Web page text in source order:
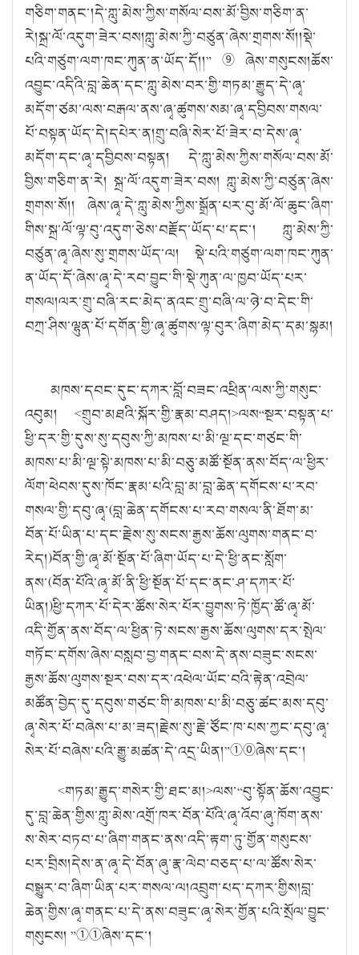
གཅིག་གནང་།དེ་ཀླུ་མེས་ཀྱིས་གསོལ་བས་མོ་བྱིས་གཅིག་ན་
རེ།སྐྲ་ལོ་འདུག་ཟེར་བས།ཀླུ་མེས་ཀྱི་བཙུན་ཞེས་གྲགས་སོ།།སྡེ་
པའི་གཙུག་ལག་ཁང་ཀུན་ན་ཡོད་དོ།།” ⑨ ཞེས་གསུངས།ཆོས་
འབྱུང་འདིའི་བླ་ཆེན་དང་ཀླུ་མེས་བར་གྱི་གཏམ་རྒྱུད་དེ་ཞྭ་
མདོག་ཙམ་ལས་བརྒལ་ནས་ཞྭ་ཚུགས་སམ་ཞྭ་དབྱིབས་གསལ་
པོ་བསྟན་ཡོད་དེ།དཔེར་ན།གྲུ་བཞི་སེར་པོ་ཟེར་བ་དེས་ཞྭ་
མདོག་དང་ཞྭ་དབྱིབས་བསྟན། དེ་ཀླུ་མེས་ཀྱིས་གསོལ་བས་མོ་
བྱིས་གཅིག་ན་རེ། སྐྲ་ལོ་འདུག་ཟེར་བས། ཀླུ་མེས་ཀྱི་བཙུན་ཞེས་
གྲགས་སོ།། ཞེས་ཞྭ་དེ་ཀླུ་མེས་ཀྱིས་སྒྲོན་པར་བུ་མོ་ལོ་ཆུང་ཞིག་
གིས་སྐྲ་ལོ་ལྟ་བུ་འདུག་ཅེས་བརྗོད་ཡོད་པ་དང་། ཀླུ་མེས་ཀྱི་
བཙུན་ཞྭ་ཞེས་སུ་གྲགས་ཡོད་ལ། སྡེ་པའི་གཙུག་ལག་ཁང་ཀུན་
ན་ཡོད་དོ་ཞེས་ཞྭ་དེ་རབ་བྱུང་གི་སྡེ་ཀུན་ལ་ཁྱབ་ཡོད་པར་
གསལ།ལར་གྲུ་བཞི་རང་མེད་ནའང་གྲུ་བཞི་ལ་ཉེ་བ་དེང་གི་
བཀྲ་ཤིས་ལྷུན་པོ་དགོན་གྱི་ཞྭ་ཚུགས་ལྟ་བུར་ཞིག་མེད་དམ་སྙམ།
མཁས་དབང་དུང་དཀར་བློ་བཟང་འཕྲིན་ལས་ཀྱི་གསུང་
འབུམ། <གྲུབ་མཐའི་སྐོར་གྱི་རྣམ་བཤད།>ལས“སྔར་བསྟན་པ་
ཕྱི་དར་གྱི་དུས་སུ་དབུས་ཀྱི་མཁས་པ་མི་ལྔ་དང་གཙང་གི་
མཁས་པ་མི་ལྔ་སྟེ་མཁས་པ་མི་བཅུ་མཚོ་སྔོན་ནས་བོད་ལ་ཕྱིར་
ལོག་ཕེབས་དུས་ཁོང་རྣམ་པའི་བླ་མ་བླ་ཆེན་དགོངས་པ་རབ་
གསལ་གྱི་དབུ་ཞྭ་(བླ་ཆེན་དགོངས་པ་རབ་གསལ་ནི་ཐོག་མ་
བོན་པོ་ཡིན་པ་དང་རྗེས་སུ་སངས་རྒྱས་ཆོས་ལུགས་གནང་བ་
རེད།)བོན་གྱི་ཞྭ་མོ་སྔོན་པོ་ཞིག་ཡོད་པ་དེ་ཕྱི་ནང་སློག་
ནས་(བོན་པོའི་ཞྭ་མོ་ནི་ཕྱི་སྔོན་པོ་དང་ནང་ཤ་དཀར་པོ་
ཡིན།)ཕྱི་དཀར་པོ་དེར་ཚོས་སེར་པོར་བྱུགས་ཏེ་ཁྱོད་ཚོ་ཞྭ་མོ་
འདི་གྱོན་ནས་བོད་ལ་ཕྱིན་ཏེ་སངས་རྒྱས་ཆོས་ལུགས་དར་སྤེལ་
གཏོང་དགོས་ཞེས་བསླབ་བྱ་གནང་བས་དེ་ནས་བཟུང་སངས་
རྒྱས་ཆོས་ལུགས་སྔར་བས་དར་འཕེལ་ཡོང་བའི་རྟེན་འབྲེལ་
མཚོན་བྱེད་དུ་དབུས་གཙང་གི་མཁས་པ་མི་བཅུ་ཚང་མས་དབུ་
ཞྭ་སེར་པོ་བཞེས་པ་མ་ཟད།རྗེས་སུ་རྗེ་ཙོང་ཁ་པས་ཀྱང་དབུ་ཞྭ་
སེར་པོ་བཞེས་པའི་རྒྱུ་མཚན་དེ་འདྲ་ཡིན།”①⓪ཞེས་དང་།
<གཏམ་རྒྱུད་གསེར་གྱི་ཐང་མ།>ལས་“བུ་སྟོན་ཆོས་འབྱུང་
དུ་བླ་ཆེན་གྱིས་ཀླུ་མེས་འགྲོ་ཁར་བོན་པོའི་ཞྭ་འོབ་ཞུ་ཁོག་ནས་
ས་སེར་བཏབ་པ་ཞིག་གནང་ནས་འདི་རྟག་ཏུ་གྱོན་གསུངས་
པར་བྲིས།དེས་ན་ཞྭ་དེ་བོན་ཞུ་རྣ་ལེབ་བཅད་པ་ལ་ཚོས་སེར་
བསྒྱུར་བ་ཞིག་ཡིན་པར་གསལ་ལ།འབྲུག་པད་དཀར་གྱིས།བླ་
ཆེན་གྱིས་ཞྭ་གནང་པ་དེ་ནས་བཟུང་ཞྭ་སེར་གྱོན་པའི་སྲོལ་བྱུང་
གསུངས། ”①①ཞེས་དང་།